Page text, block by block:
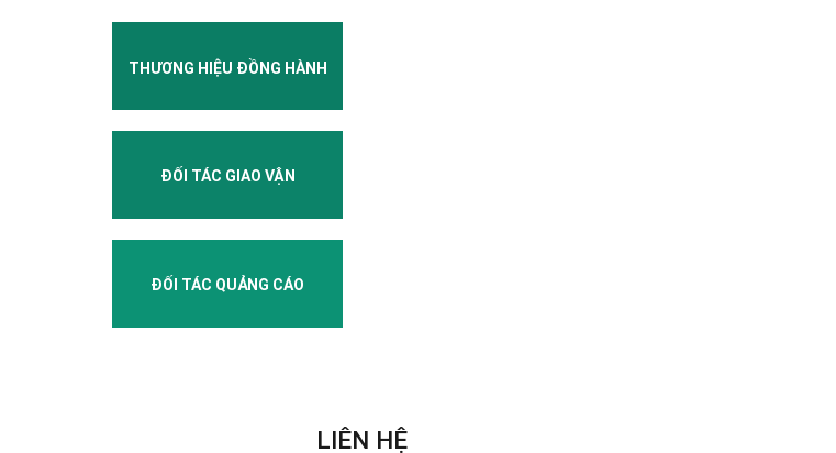
THƯƠNG HIỆU ĐỒNG HÀNH
ĐỐI TÁC GIAO VẬN
ĐỐI TÁC QUẢNG CÁO
LIÊN HỆ